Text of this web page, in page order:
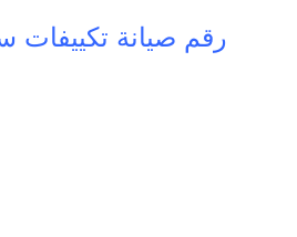
رقم صيانة تكييفات